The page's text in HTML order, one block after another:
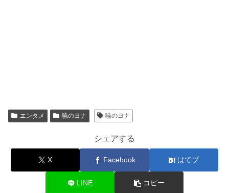
エンタメ 暁のヨナ 暁のヨナ
シェアする
X Facebook はてブ
LINE コピー